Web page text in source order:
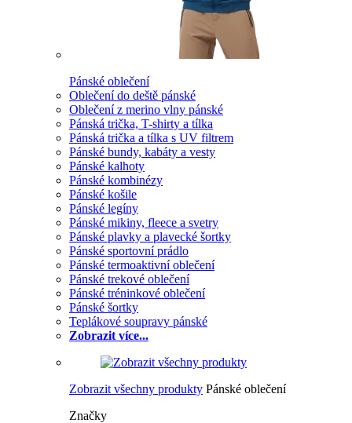
Pánské oblečení
Oblečení do deště pánské
Oblečení z merino vlny pánské
Pánská trička, T-shirty a tílka
Pánská trička a tílka s UV filtrem
Pánské bundy, kabáty a vesty
Pánské kalhoty
Pánské kombinézy
Pánské košile
Pánské legíny
Pánské mikiny, fleece a svetry
Pánské plavky a plavecké šortky
Pánské sportovní prádlo
Pánské termoaktivní oblečení
Pánské trekové oblečení
Pánské tréninkové oblečení
Pánské šortky
Teplákové soupravy pánské
Zobrazit více...
Zobrazit všechny produkty Pánské oblečení
Značky